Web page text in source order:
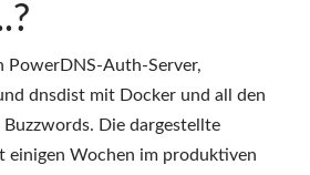
PowerDNS-Auth-Server,
dnsdist mit Docker und all den
Buzzwords. Die dargestellte
einigen Wochen im produktiven